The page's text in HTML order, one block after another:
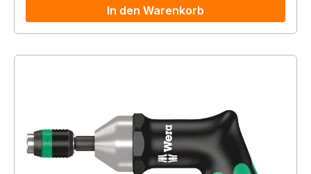
In den Warenkorb